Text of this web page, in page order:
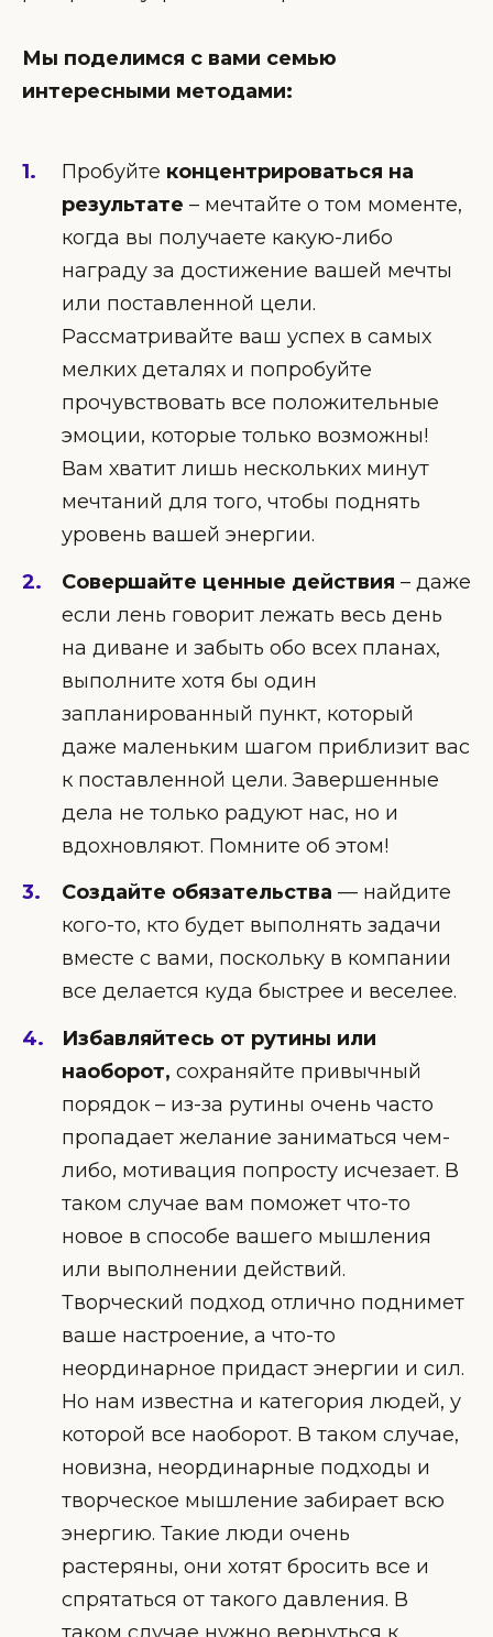
Мы поделимся с вами семью
интересными методами:
Пробуйте концентрироваться на
результате – мечтайте о том моменте,
когда вы получаете какую-либо
награду за достижение вашей мечты
или поставленной цели.
Рассматривайте ваш успех в самых
мелких деталях и попробуйте
прочувствовать все положительные
эмоции, которые только возможны!
Вам хватит лишь нескольких минут
мечтаний для того, чтобы поднять
уровень вашей энергии.
Совершайте ценные действия – даже
если лень говорит лежать весь день
на диване и забыть обо всех планах,
выполните хотя бы один
запланированный пункт, который
даже маленьким шагом приблизит вас
к поставленной цели. Завершенные
дела не только радуют нас, но и
вдохновляют. Помните об этом!
Создайте обязательства — найдите
кого-то, кто будет выполнять задачи
вместе с вами, поскольку в компании
все делается куда быстрее и веселее.
Избавляйтесь от рутины или
наоборот, сохраняйте привычный
порядок – из-за рутины очень часто
пропадает желание заниматься чем-
либо, мотивация попросту исчезает. В
таком случае вам поможет что-то
новое в способе вашего мышления
или выполнении действий.
Творческий подход отлично поднимет
ваше настроение, а что-то
неординарное придаст энергии и сил.
Но нам известна и категория людей, у
которой все наоборот. В таком случае,
новизна, неординарные подходы и
творческое мышление забирает всю
энергию. Такие люди очень
растеряны, они хотят бросить все и
спрятаться от такого давления. В